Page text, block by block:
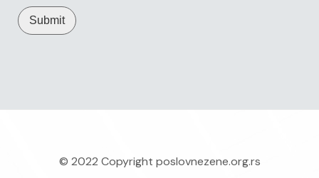
Submit
© 2022 Copyright poslovnezene.org.rs